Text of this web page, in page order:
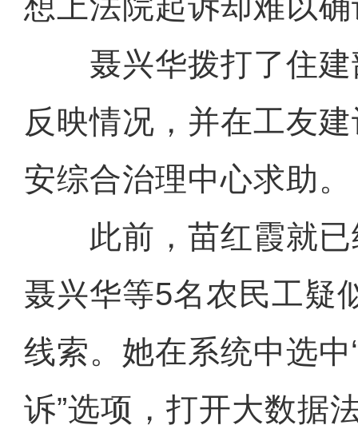
聂兴华拨打了住建
反映情况，并在工友
安综合治理中心求助。
此前，苗红霞就已
聂兴华等5名农民工疑
线索。她在系统中选
诉”选项，打开大数据